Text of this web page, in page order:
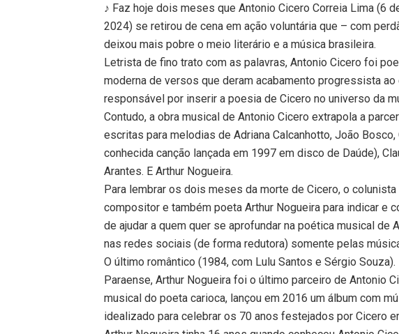
♪ Faz hoje dois meses que Antonio Cicero Correia Lima (6
2024) se retirou de cena em ação voluntária que – com
deixou mais pobre o meio literário e a música brasileira.
Letrista de fino trato com as palavras, Antonio Cicero foi
moderna de versos que deram acabamento progressista
responsável por inserir a poesia de Cicero no universo da
Contudo, a obra musical de Antonio Cicero extrapola a
escritas para melodias de Adriana Calcanhotto, João
conhecida canção lançada em 1997 em disco de Daúde),
Arantes. E Arthur Nogueira.
Para lembrar os dois meses da morte de Cicero, o
compositor e também poeta Arthur Nogueira para indicar e
de ajudar a quem quer se aprofundar na poética musical de
nas redes sociais (de forma redutora) somente pelas
O último romântico (1984, com Lulu Santos e Sérgio Souza).
Paraense, Arthur Nogueira foi o último parceiro de Antonio
musical do poeta carioca, lançou em 2016 um álbum com
idealizado para celebrar os 70 anos festejados por Cicero